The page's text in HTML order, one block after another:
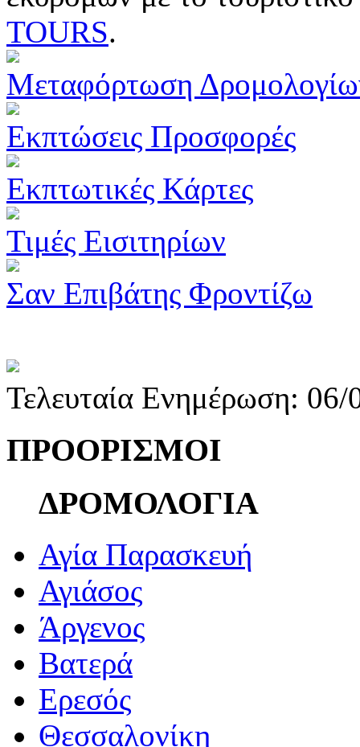
TOURS.
Μεταφόρτωση
Εκπτώσεις Προσφορές
Εκπτωτικές Κάρτες
Τιμές Εισιτηρίων
Σαν Επιβάτης Φροντίζω
Τελευταία Ενημέρωση:
ΠΡΟΟΡΙΣΜΟΙ
ΔΡΟΜΟΛΟΓΙΑ
Αγία Παρασκευή
Αγιάσος
Άργενος
Βατερά
Ερεσός
Θεσσαλονίκη